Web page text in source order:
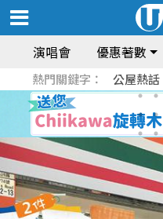
演唱會 優惠著數
熱門關鍵字： 公屋熱話